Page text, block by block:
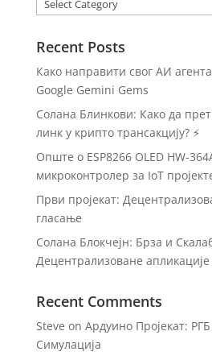
Recent Posts
Како направити свог АИ
Google Gemini Gems
Солана Блинкови: Како да
линк у крипто трансакцију? ⚡
Опште о ESP8266 OLED HW-
микроконтролер за IoT
Први пројекат:
гласање
Солана Блокчејн: Брза и
Децентрализоване апликације
Recent Comments
Steve on Ардуино Пројекат:
Симулација